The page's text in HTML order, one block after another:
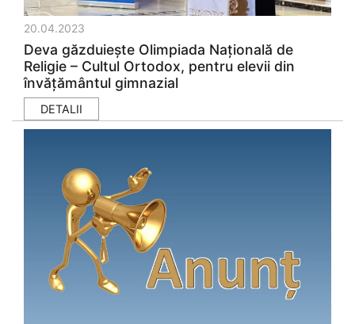
20.04.2023
Deva găzduiește Olimpiada Națională de
Religie – Cultul Ortodox, pentru elevii din
învățământul gimnazial
DETALII